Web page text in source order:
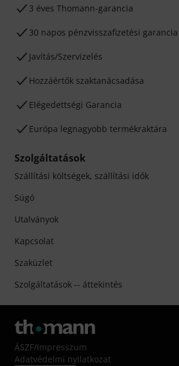
3 éves Thomann-garancia
30 napos pénzvisszafizetési garancia
Javítás/Szervizelés
Hozzáértők szaktanácsadása
Elégedettségi Garancia
Európa legnagyobb termékraktára
Szolgáltatások
Szállítási költségek, szállítási idők
Súgó
Utalványok
Kapcsolat
Szaküzlet
Szolgáltatások -- áttekintés
ÁSZF/Impresszum
Adatvédelmi nyilatkozat